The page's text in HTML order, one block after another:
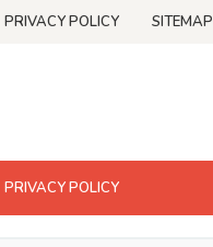
PRIVACY POLICY SITEMAP
PRIVACY POLICY